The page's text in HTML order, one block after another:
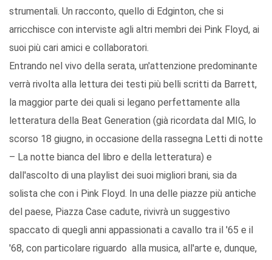
strumentali. Un racconto, quello di Edginton, che si
arricchisce con interviste agli altri membri dei Pink Floyd, ai
suoi più cari amici e collaboratori.
Entrando nel vivo della serata, un'attenzione predominante
verrà rivolta alla lettura dei testi più belli scritti da Barrett,
la maggior parte dei quali si legano perfettamente alla
letteratura della Beat Generation (già ricordata dal MIG, lo
scorso 18 giugno, in occasione della rassegna Letti di notte
– La notte bianca del libro e della letteratura) e
dall'ascolto di una playlist dei suoi migliori brani, sia da
solista che con i Pink Floyd. In una delle piazze più antiche
del paese, Piazza Case cadute, rivivrà un suggestivo
spaccato di quegli anni appassionati a cavallo tra il '65 e il
'68, con particolare riguardo alla musica, all'arte e, dunque,